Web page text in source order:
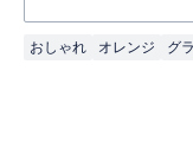
おしゃれ オレンジ グ